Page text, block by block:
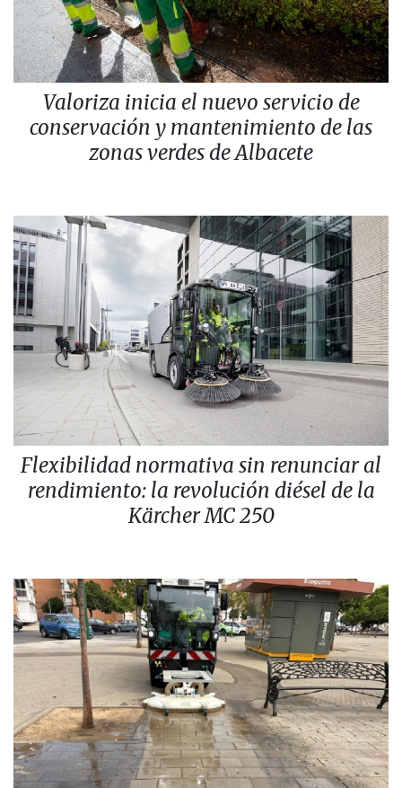
Valoriza inicia el nuevo servicio de
conservación y mantenimiento de las
zonas verdes de Albacete
Flexibilidad normativa sin renunciar al
rendimiento: la revolución diésel de la
Kärcher MC 250